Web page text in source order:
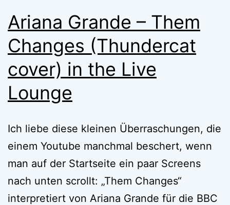
Ariana Grande – Them
Changes (Thundercat
cover) in the Live
Lounge
Ich liebe diese kleinen Überraschungen, die
einem Youtube manchmal beschert, wenn
man auf der Startseite ein paar Screens
nach unten scrollt: „Them Changes“
interpretiert von Ariana Grande für die BBC